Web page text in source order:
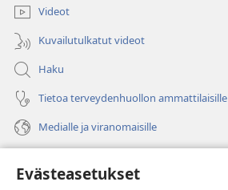
Evästeasetukset
Videot
Kuvailutulkatut videot
Haku
Tietoa terveydenhuollon ammattilaisille
Medialle ja viranomaisille